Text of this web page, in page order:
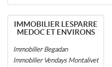
IMMOBILIER LESPARRE
MEDOC ET ENVIRONS
Immobilier Begadan
Immobilier Vendays Montalivet